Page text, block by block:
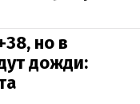
но в
дожди: